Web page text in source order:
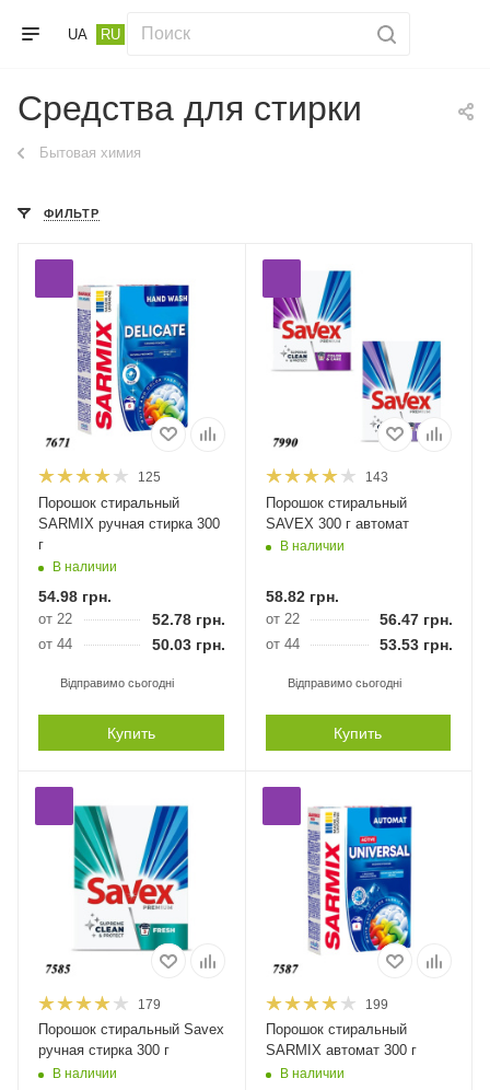
UA RU
Средства для стирки
Бытовая химия
ФИЛЬТР
125
Порошок стиральный
SARMIX ручная стирка 300
г
В наличии
54.98 грн.
от 22 52.78 грн.
от 44 50.03 грн.
Відправимо сьогодні
Купить
143
Порошок стиральный
SAVEX 300 г автомат
В наличии
58.82грн.
от 22 56.47грн.
от 44 53.53грн.
Відправимо сьогодні
Купить
179
Порошок стиральный Savex
ручная стирка 300 г
В наличии
199
Порошок стиральный
SARMIX автомат 300 г
В наличии